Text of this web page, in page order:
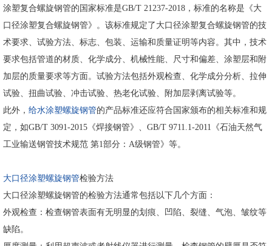
涂塑复合螺旋钢管的国家标准是GB/T 21237-2018，标准的名称是《大
口径涂塑复合螺旋钢管》。该标准规定了大口径涂塑复合螺旋钢管的技
术要求、试验方法、标志、包装、运输和质量证明等内容。其中，技术
要求包括管道的材质、化学成分、机械性能、尺寸和偏差、涂塑层和附
加层的质量要求等方面。试验方法包括外观检查、化学成分分析、拉伸
试验、扭曲试验、冲击试验、热老化试验、附加层剥离试验等。
此外， 给水涂塑螺旋钢管的产品标准还应符合国家颁布的相关标准和规
定，如GB/T 3091-2015《焊接钢管》、GB/T 9711.1-2011《石油天然气
工业输送钢管技术规范 第1部分：A级钢管》等。
大口径涂塑螺旋钢管检验方法
大口径涂塑螺旋钢管的检验方法通常包括以下几个方面：
外观检查：检查钢管表面有无明显的划痕、凹陷、裂缝、气泡、皱纹等
缺陷。